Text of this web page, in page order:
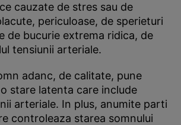
cauzate de stres sau de
periculoase, de sperieturi
de bucurie extrema ridica, de
tensiunii arteriale.
adanc, de calitate, pune
stare latenta care include
arteriale. In plus, anumite parti
controleaza starea somnului